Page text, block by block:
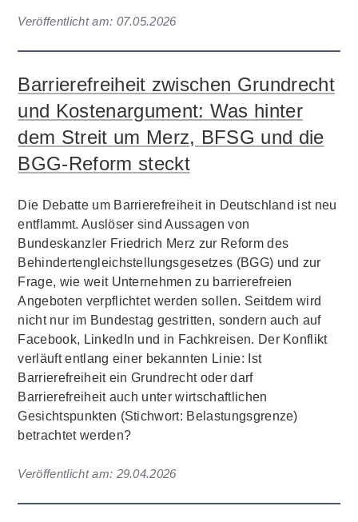
Veröffentlicht am: 07.05.2026
Barrierefreiheit zwischen Grundrecht
und Kostenargument: Was hinter
dem Streit um Merz, BFSG und die
BGG-Reform steckt
Die Debatte um Barrierefreiheit in Deutschland ist neu
entflammt. Auslöser sind Aussagen von
Bundeskanzler Friedrich Merz zur Reform des
Behindertengleichstellungsgesetzes (BGG) und zur
Frage, wie weit Unternehmen zu barrierefreien
Angeboten verpflichtet werden sollen. Seitdem wird
nicht nur im Bundestag gestritten, sondern auch auf
Facebook, LinkedIn und in Fachkreisen. Der Konflikt
verläuft entlang einer bekannten Linie: Ist
Barrierefreiheit ein Grundrecht oder darf
Barrierefreiheit auch unter wirtschaftlichen
Gesichtspunkten (Stichwort: Belastungsgrenze)
betrachtet werden?
Veröffentlicht am: 29.04.2026